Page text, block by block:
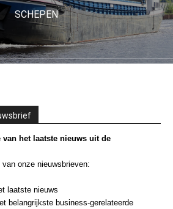
SCHEPEN
het laatste nieuws uit de
onze nieuwsbrieven:
laatste nieuws
belangrijkste business-gerelateerde